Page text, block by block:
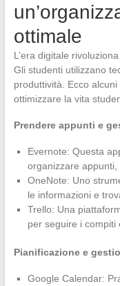
ottimale
L’era digitale
Gli studenti utilizzano
produttività. Ecco
ottimizzare la vita
Prendere appunti e
Evernote: Questa
organizzare appunti,
OneNote: Uno
le informazioni e
Trello: Una
per seguire i compiti
Pianificazione e
Google Calendar: